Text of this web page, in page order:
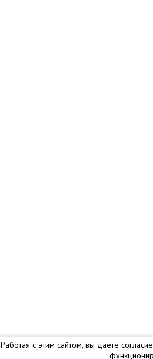
Работая с этим сайтом, вы даете